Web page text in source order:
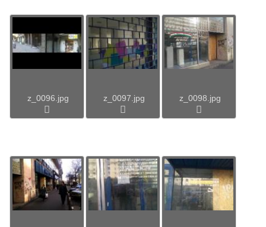
z_0096.jpg z_0097.jpg z_0098.jpg